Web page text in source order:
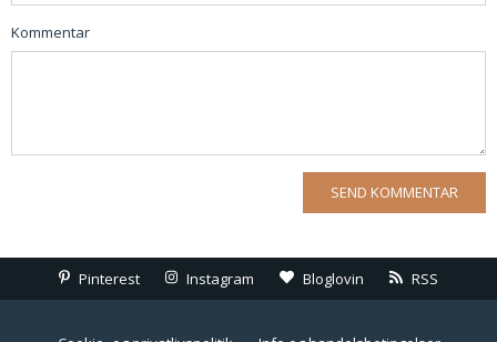
Kommentar
Pinterest Instagram Bloglovin RSS